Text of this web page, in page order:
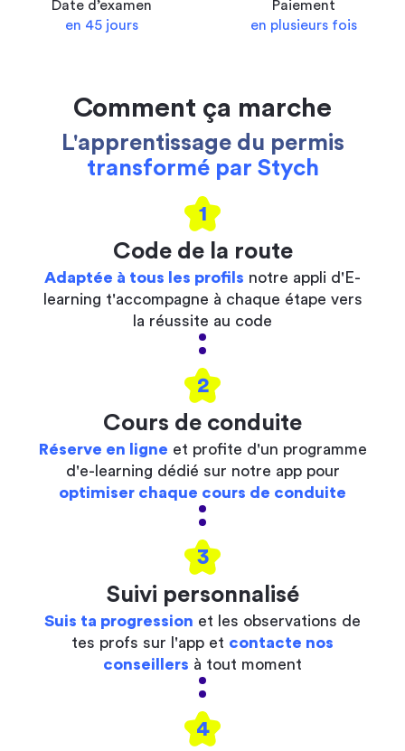
Date d’examen
en 45 jours
Paiement
en plusieurs fois
Comment ça marche
L'apprentissage du permis
transformé par Stych
1
Code de la route
Adaptée à tous les profils notre appli d'E-
learning t'accompagne à chaque étape vers
la réussite au code
2
Cours de conduite
Réserve en ligne et profite d'un programme
d'e-learning dédié sur notre app pour
optimiser chaque cours de conduite
3
Suivi personnalisé
Suis ta progression et les observations de
tes profs sur l'app et contacte nos
conseillers à tout moment
4